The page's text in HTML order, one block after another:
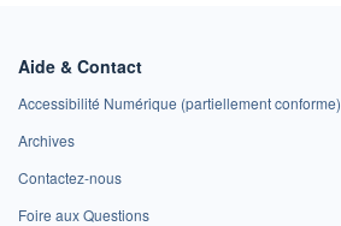
Aide & Contact
Accessibilité Numérique (partiellement conforme)
Archives
Contactez-nous
Foire aux Questions